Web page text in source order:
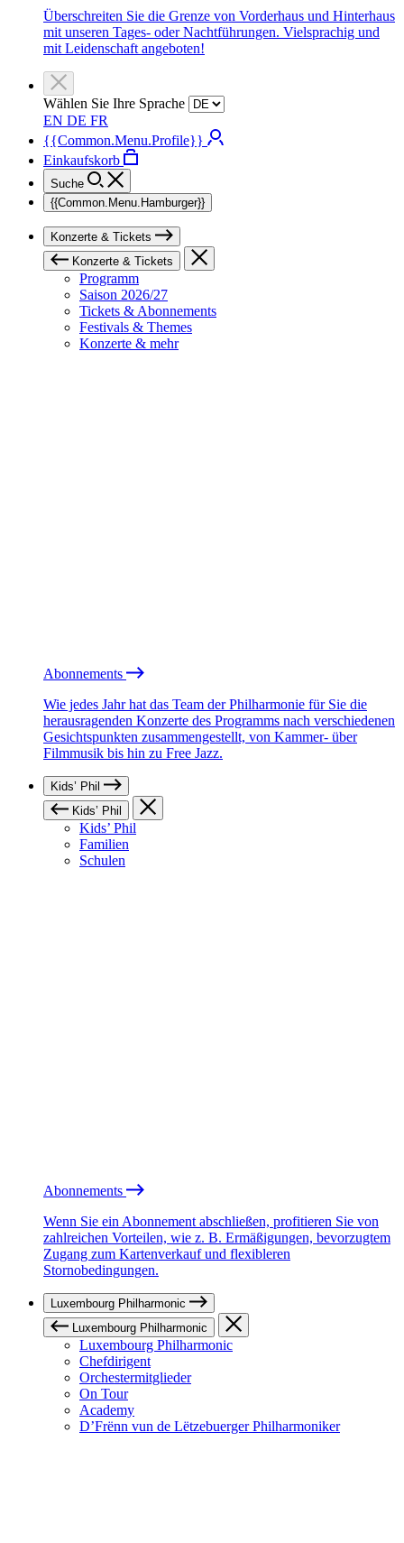
Überschreiten Sie die Grenze von Vorderhaus und Hinterhaus
mit unseren Tages- oder Nachtführungen. Vielsprachig und
mit Leidenschaft angeboten!
Wählen Sie Ihre Sprache
EN DE FR
{{Common.Menu.Profile}}
Einkaufskorb
Suche
{{Common.Menu.Hamburger}}
Konzerte & Tickets
Konzerte & Tickets
Programm
Saison 2026/27
Tickets & Abonnements
Festivals & Themes
Konzerte & mehr
Abonnements
Wie jedes Jahr hat das Team der Philharmonie für Sie die
herausragenden Konzerte des Programms nach verschiedenen
Gesichtspunkten zusammengestellt, von Kammer- über
Filmmusik bis hin zu Free Jazz.
Kids’ Phil
Kids’ Phil
Kids’ Phil
Familien
Schulen
Abonnements
Wenn Sie ein Abonnement abschließen, profitieren Sie von
zahlreichen Vorteilen, wie z. B. Ermäßigungen, bevorzugtem
Zugang zum Kartenverkauf und flexibleren
Stornobedingungen.
Luxembourg Philharmonic
Luxembourg Philharmonic
Luxembourg Philharmonic
Chefdirigent
Orchestermitglieder
On Tour
Academy
D’Frënn vun de Lëtzebuerger Philharmoniker